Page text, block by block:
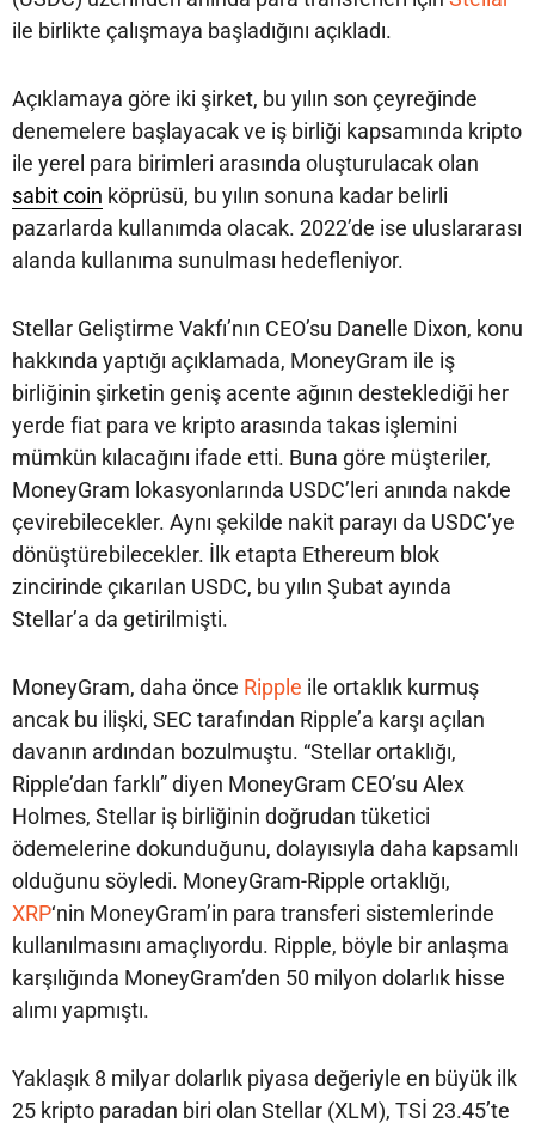
ile birlikte çalışmaya başladığını açıkladı.
Açıklamaya göre iki şirket, bu yılın son çeyreğinde
denemelere başlayacak ve iş birliği kapsamında kripto
ile yerel para birimleri arasında oluşturulacak olan
sabit coin köprüsü, bu yılın sonuna kadar belirli
pazarlarda kullanımda olacak. 2022’de ise uluslararası
alanda kullanıma sunulması hedefleniyor.
Stellar Geliştirme Vakfı’nın CEO’su Danelle Dixon, konu
hakkında yaptığı açıklamada, MoneyGram ile iş
birliğinin şirketin geniş acente ağının desteklediği her
yerde fiat para ve kripto arasında takas işlemini
mümkün kılacağını ifade etti. Buna göre müşteriler,
MoneyGram lokasyonlarında USDC’leri anında nakde
çevirebilecekler. Aynı şekilde nakit parayı da USDC’ye
dönüştürebilecekler. İlk etapta Ethereum blok
zincirinde çıkarılan USDC, bu yılın Şubat ayında
Stellar’a da getirilmişti.
MoneyGram, daha önce Ripple ile ortaklık kurmuş
ancak bu ilişki, SEC tarafından Ripple’a karşı açılan
davanın ardından bozulmuştu. “Stellar ortaklığı,
Ripple’dan farklı” diyen MoneyGram CEO’su Alex
Holmes, Stellar iş birliğinin doğrudan tüketici
ödemelerine dokunduğunu, dolayısıyla daha kapsamlı
olduğunu söyledi. MoneyGram-Ripple ortaklığı,
XRP‘nin MoneyGram’in para transferi sistemlerinde
kullanılmasını amaçlıyordu. Ripple, böyle bir anlaşma
karşılığında MoneyGram’den 50 milyon dolarlık hisse
alımı yapmıştı.
Yaklaşık 8 milyar dolarlık piyasa değeriyle en büyük ilk
25 kripto paradan biri olan Stellar (XLM), TSİ 23.45’te